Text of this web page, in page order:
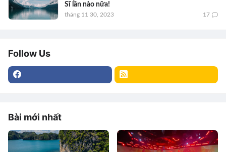
Sĩ lần nào nữa!
tháng 11 30, 2023 17
Follow Us
Bài mới nhất